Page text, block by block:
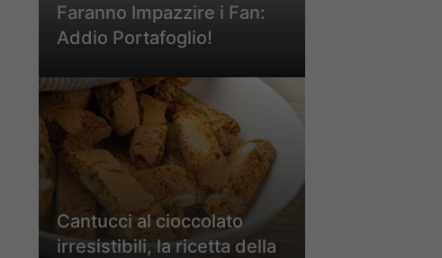
Faranno Impazzire i Fan:
Addio Portafoglio!
Cantucci al cioccolato
irresistibili, la ricetta della